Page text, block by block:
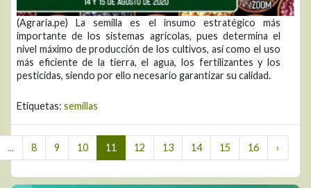
(Agraria.pe) La semilla es el insumo estratégico más
importante de los sistemas agrícolas, pues determina el
nivel máximo de producción de los cultivos, así como el uso
más eficiente de la tierra, el agua, los fertilizantes y los
pesticidas, siendo por ello necesario garantizar su calidad.
Etiquetas: semillas
... 8 9 10 11 12 13 14 15 16 ›